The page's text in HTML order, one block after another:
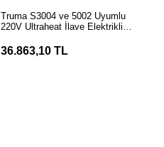
Truma S3004 ve 5002 Uyumlu
220V Ultraheat İlave Elektrikli
36.863,10 TL